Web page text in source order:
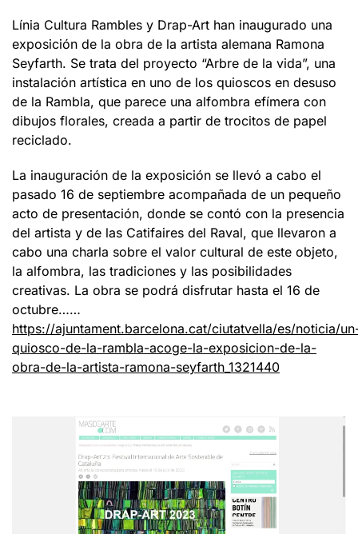
Línia Cultura Rambles y Drap-Art han inaugurado una
exposición de la obra de la artista alemana Ramona
Seyfarth. Se trata del proyecto “Arbre de la vida”, una
instalación artística en uno de los quioscos en desuso
de la Rambla, que parece una alfombra efímera con
dibujos florales, creada a partir de trocitos de papel
reciclado.
La inauguración de la exposición se llevó a cabo el
pasado 16 de septiembre acompañada de un pequeño
acto de presentación, donde se contó con la presencia
del artista y de las Catifaires del Raval, que llevaron a
cabo una charla sobre el valor cultural de este objeto,
la alfombra, las tradiciones y las posibilidades
creativas. La obra se podrá disfrutar hasta el 16 de
octubre……
https://ajuntament.barcelona.cat/ciutatvella/es/noticia/
quiosco-de-la-rambla-acoge-la-exposicion-de-la-
obra-de-la-artista-ramona-seyfarth_1321440